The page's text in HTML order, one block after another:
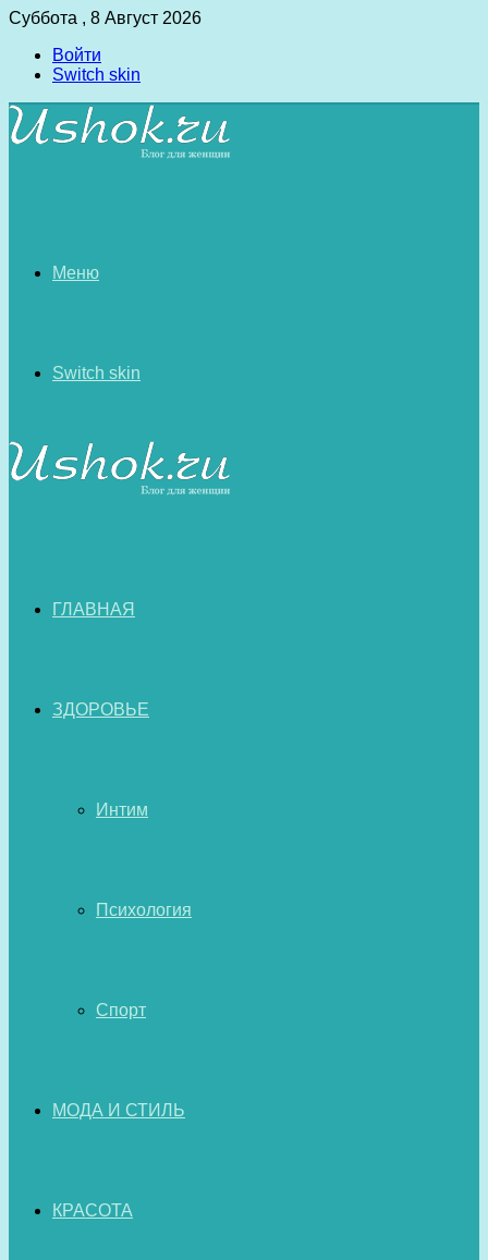
Суббота , 8 Август 2026
Войти
Switch skin
Меню
Switch skin
ГЛАВНАЯ
ЗДОРОВЬЕ
Интим
Психология
Спорт
МОДА И СТИЛЬ
КРАСОТА